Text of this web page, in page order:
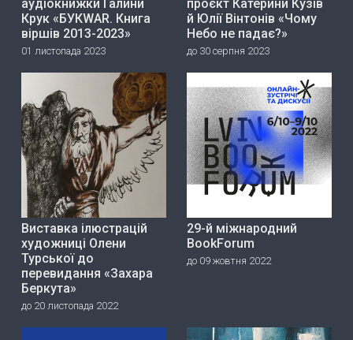
аудіокнижки Галини
Крук «БУКWAR. Книга
віршів 2013-2023»
01 листопада 2023
проєкт Катерини Кузів
й Юлії Вінтонів «Чому
Небо не падає?»
до 30 серпня 2023
Виставка ілюстрацій
художниці Олени
Турської до
перевидання «Захара
Беркута»
до 20 листопада 2022
29-й міжнародний
BookForum
до 09 жовтня 2022